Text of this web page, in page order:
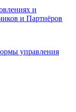
и
и Партнёров
управления